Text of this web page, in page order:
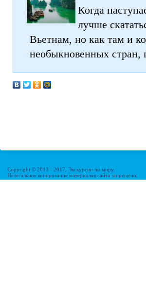
Когда
лучше
Вьетнам, но как там и
необыкновенных стран,
Copyright © 2013 - 2017, Экскурсии по миру.
Нелегальное копирование материалов сайта запрещено.